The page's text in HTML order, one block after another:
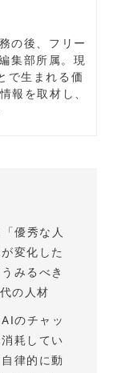
の後、フリー
集部所属。現
で生まれる価
報を取材し、
優秀な人
変化した
みるべき
の人材
のチャッ
耗してい
律的に動